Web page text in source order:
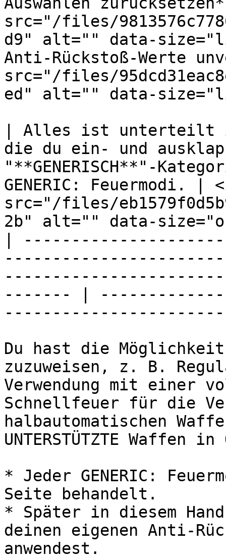
src="/files/
d9" alt="" data-
Anti-Rückstoß-Werte
src="/files/
ed" alt="" data-
| Alles ist unterteilt
die du ein- und
"**GENERISCH**"-
GENERIC: Feuermodi. |
src="/files/
2b" alt="" data-
|
------- |
Du hast die Möglichkeit,
zuzuweisen, z. B.
Verwendung mit einer
Schnellfeuer für die
halbautomatischen
UNTERSTÜTZTE Waffen
* Jeder GENERIC:
Seite behandelt.
* Später in diesem
deinen eigenen Anti-
anwendest.